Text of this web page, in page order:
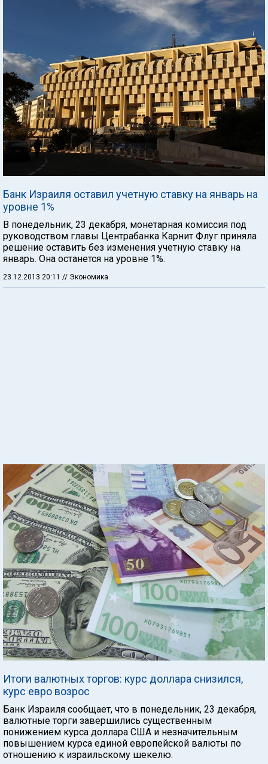
Банк Израиля оставил учетную ставку на январь на
уровне 1%
В понедельник, 23 декабря, монетарная комиссия под
руководством главы Центрабанка Карнит Флуг приняла
решение оставить без изменения учетную ставку на
январь. Она останется на уровне 1%.
23.12.2013 20:11 // Экономика
Итоги валютных торгов: курс доллара снизился,
курс евро возрос
Банк Израиля сообщает, что в понедельник, 23 декабря,
валютные торги завершились существенным
понижением курса доллара США и незначительным
повышением курса единой европейской валюты по
отношению к израильскому шекелю.